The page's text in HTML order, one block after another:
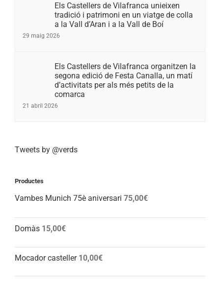
Els Castellers de Vilafranca unieixen
tradició i patrimoni en un viatge de colla
a la Vall d’Aran i a la Vall de Boí
29 maig 2026
Els Castellers de Vilafranca organitzen la
segona edició de Festa Canalla, un matí
d’activitats per als més petits de la
comarca
21 abril 2026
Tweets by @verds
Productes
Vambes Munich 75è aniversari 75,00€
Domàs 15,00€
Mocador casteller 10,00€